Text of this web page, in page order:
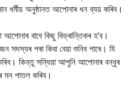
ধৰ্মীয় অনুষ্ঠানত আপোনাৰ ধন ব্যয় কৰিব।
বাবে কিছু বিভ্ৰান্তিকৰ হ’ব।
সদস্যৰ পৰা কিবা বেয়া শুনিব পাৰে। যি
কিন্তু সন্ধিয়া আপুনি আপোনাৰ বন্ধুৰ
মন পাতল কৰিব।